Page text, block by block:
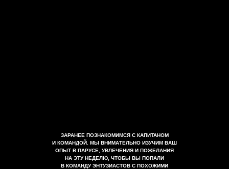
ЗАРАНЕЕ ПОЗНАКОМИМСЯ С КАПИТАНОМ
И КОМАНДОЙ. МЫ ВНИМАТЕЛЬНО ИЗУЧИМ ВАШ
ОПЫТ В ПАРУСЕ, УВЛЕЧЕНИЯ И ПОЖЕЛАНИЯ
НА ЭТУ НЕДЕЛЮ, ЧТОБЫ ВЫ ПОПАЛИ
В КОМАНДУ ЭНТУЗИАСТОВ С ПОХОЖИМИ